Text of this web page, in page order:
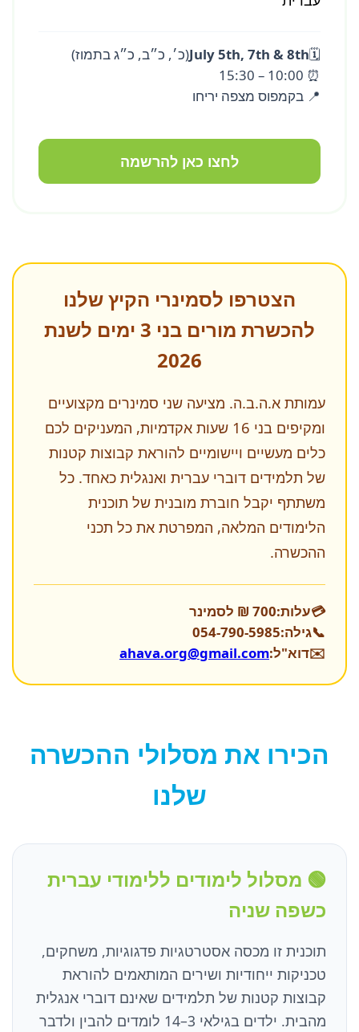
🗓️
July 5th, 7th & 8th(כ׳, כ״ב, כ״ג בתמוז)
⏰ 10:00 – 15:30
📍 בקמפוס מצפה יריחו
לחצו כאן להרשמה
הצטרפו לסמינרי הקיץ שלנו
להכשרת מורים בני 3 ימים לשנת
2026
עמותת א.ה.ב.ה. מציעה שני סמינרים מקצועיים
ומקיפים בני 16 שעות אקדמיות, המעניקים לכם
כלים מעשיים ויישומיים להוראת קבוצות קטנות
של תלמידים דוברי עברית ואנגלית כאחד. כל
משתתף יקבל חוברת מובנית של תוכנית
הלימודים המלאה, המפרטת את כל תכני
ההכשרה.
💳עלות:700 ₪ לסמינר
📞גילה:054-790-5985
✉️דוא"ל:ahava.org@gmail.com
הכירו את מסלולי ההכשרה
שלנו
🟢 מסלול לימודים ללימודי עברית
כשפה שניה
תוכנית זו מכסה אסטרטגיות פדגוגיות, משחקים,
טכניקות ייחודיות ושירים המותאמים להוראת
קבוצות קטנות של תלמידים שאינם דוברי אנגלית
מהבית. ילדים בגילאי 3–14 לומדים להבין ולדבר